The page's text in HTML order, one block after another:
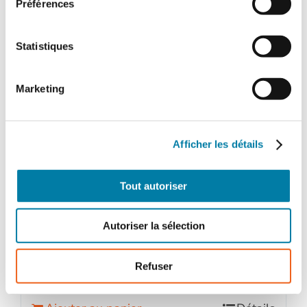
Préférences
Statistiques
Marketing
Afficher les détails
Tout autoriser
Autoriser la sélection
Refuser
Face au Risque
Magazine papier n° 581 – Avril
2022
TTC
quantité
de